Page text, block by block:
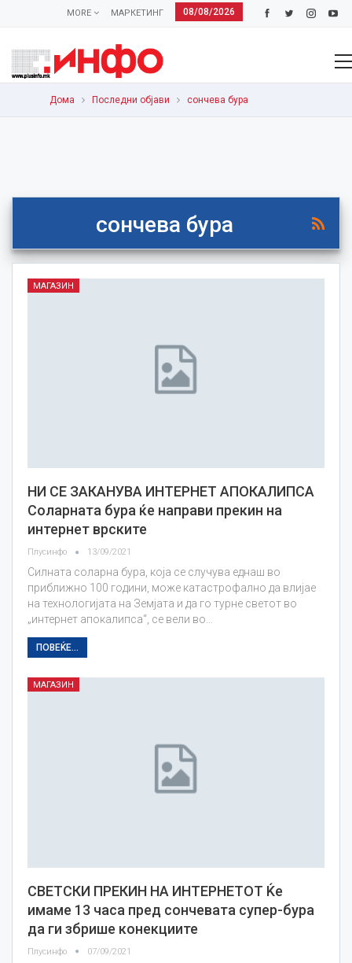
08/08/2026
МАРКЕТИНГ
MORE
Дома Последни објави сончева бура
сончева бура
МАГАЗИН
НИ СЕ ЗАКАНУВА ИНТЕРНЕТ АПОКАЛИПСА
Соларната бура ќе направи прекин на
интернет врските
Плусинфо 13/09/2021
Силната соларна бура, која се случува еднаш во
приближно 100 години, може катастрофално да влијае
на технологијата на Земјата и да го турне светот во
„интернет апокалипса“, се вели во…
ПОВЕЌЕ...
МАГАЗИН
СВЕТСКИ ПРЕКИН НА ИНТЕРНЕТОТ Ќе
имаме 13 часа пред сончевата супер-бура
да ги збрише конекциите
Плусинфо 07/09/2021